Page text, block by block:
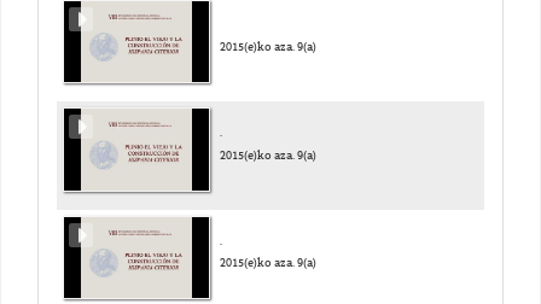
2015(e)ko aza. 9(a)
.
2015(e)ko aza. 9(a)
2015(e)ko aza. 9(a)